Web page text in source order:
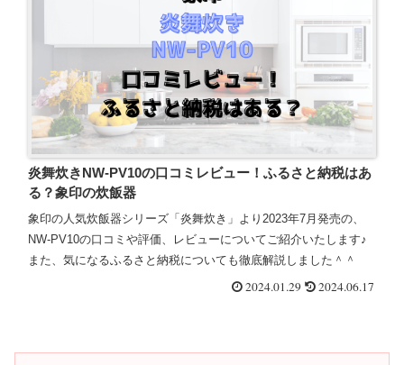
炎舞炊きNW-PV10の口コミレビュー！ふるさと納税はあ
る？象印の炊飯器
象印の人気炊飯器シリーズ「炎舞炊き」より2023年7月発売の、
NW-PV10の口コミや評価、レビューについてご紹介いたします♪
また、気になるふるさと納税についても徹底解説しました＾＾
2024.01.29 2024.06.17